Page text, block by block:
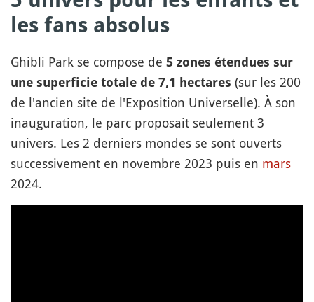
les fans absolus
Ghibli Park se compose de 5 zones étendues sur
une superficie totale de 7,1 hectares (sur les 200
de l'ancien site de l'Exposition Universelle). À son
inauguration, le parc proposait seulement 3
univers. Les 2 derniers mondes se sont ouverts
successivement en novembre 2023 puis en mars
2024.